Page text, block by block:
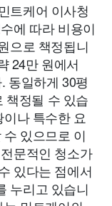
트케어 이사청
에 따라 비용이
으로 책정됩니
24만 원에서
동일하게 30평
책정될 수 있습
나 특수한 요
있으므로 이
문적인 청소가
있다는 점에서
누리고 있습니